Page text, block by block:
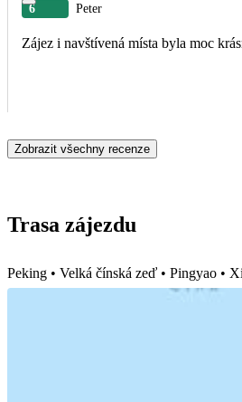
6 Peter
Zájez i navštívená místa byla moc
Zobrazit všechny recenze
Trasa zájezdu
Peking • Velká čínská zeď • Pingyao •